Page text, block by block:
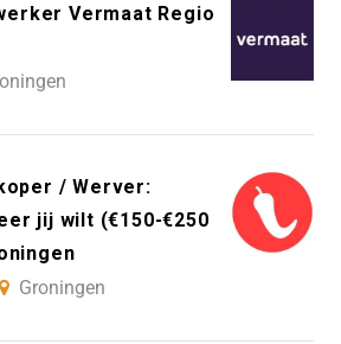
Vermaat Regio
/ Werver:
jij wilt (€150-€250
Groningen